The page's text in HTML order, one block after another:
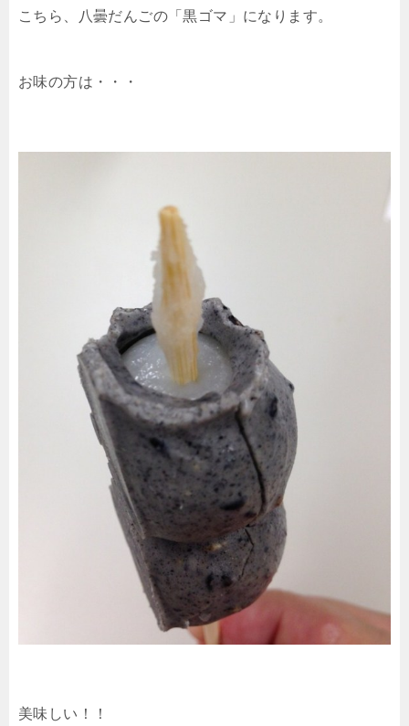
こちら、八曇だんごの「黒ゴマ」になります。
お味の方は・・・
美味しい！！